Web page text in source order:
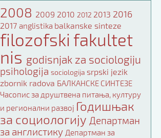
2008 2009 2010 2012 2013 2016
2017 anglistika balkanske sinteze
filozofski fakultet
nis godisnjak za sociologiju
psihologija sociologija srpski jezik
zbornik radova БАЛКАНСКЕ СИНТЕЗЕ
Часопис за друштвена питања, културу
и регионални развој Годишњак
за социологију Департман
за англистику Департман за